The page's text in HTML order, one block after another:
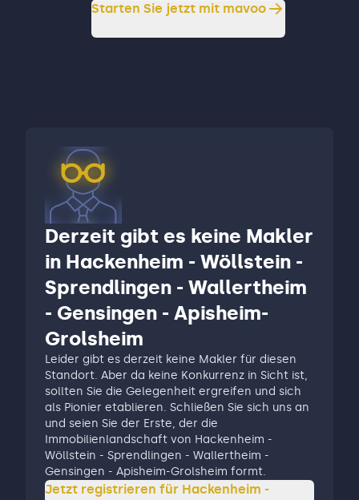
Starten Sie jetzt mit mavoo
Derzeit gibt es keine Makler
in Hackenheim - Wöllstein -
Sprendlingen - Wallertheim
- Gensingen - Apisheim-
Grolsheim
Leider gibt es derzeit keine Makler für diesen
Standort. Aber da keine Konkurrenz in Sicht ist,
sollten Sie die Gelegenheit ergreifen und sich
als Pionier etablieren. Schließen Sie sich uns an
und seien Sie der Erste, der die
Immobilienlandschaft von Hackenheim -
Wöllstein - Sprendlingen - Wallertheim -
Gensingen - Apisheim-Grolsheim formt.
Jetzt registrieren für Hackenheim -